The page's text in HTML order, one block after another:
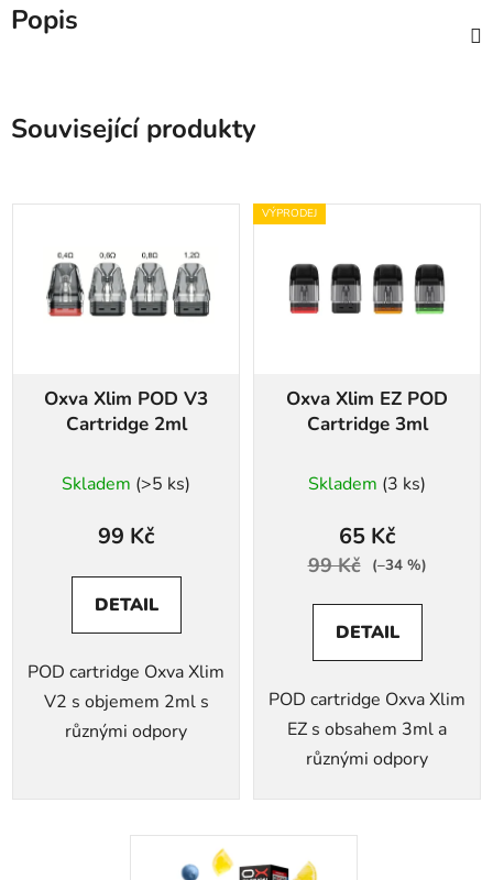
Popis
Související produkty
Oxva Xlim POD V3
Cartridge 2ml
Skladem (>5 ks)
99 Kč
DETAIL
POD cartridge Oxva Xlim
V2 s objemem 2ml s
různými odpory
VÝPRODEJ
Oxva Xlim EZ POD
Cartridge 3ml
Skladem (3 ks)
65 Kč
99 Kč (–34 %)
DETAIL
POD cartridge Oxva Xlim
EZ s obsahem 3ml a
různými odpory